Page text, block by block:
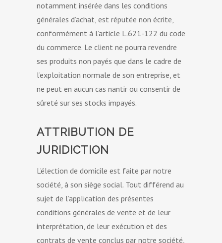
notamment insérée dans les conditions
générales d’achat, est réputée non écrite,
conformément à l’article L.621-122 du code
du commerce. Le client ne pourra revendre
ses produits non payés que dans le cadre de
l’exploitation normale de son entreprise, et
ne peut en aucun cas nantir ou consentir de
sûreté sur ses stocks impayés.
ATTRIBUTION DE
JURIDICTION
L’élection de domicile est faite par notre
société, à son siège social. Tout différend au
sujet de l’application des présentes
conditions générales de vente et de leur
interprétation, de leur exécution et des
contrats de vente conclus par notre société,